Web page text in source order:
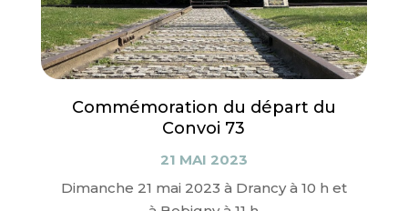
Commémoration du départ du
Convoi 73
21 MAI 2023
Dimanche 21 mai 2023 à Drancy à 10 h et